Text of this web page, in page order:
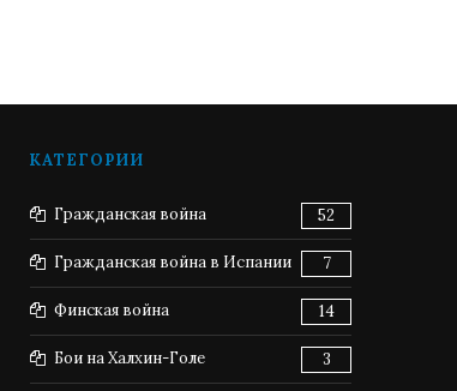
КАТЕГОРИИ
Гражданская война 52
Гражданская война в Испании 7
Финская война 14
Бои на Халхин-Голе 3